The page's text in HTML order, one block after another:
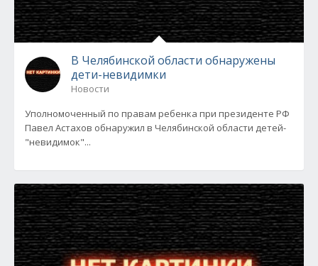
В Челябинской области обнаружены
дети-невидимки
Новости
Уполномоченный по правам ребенка при президенте РФ
Павел Астахов обнаружил в Челябинской области детей-
"невидимок"...